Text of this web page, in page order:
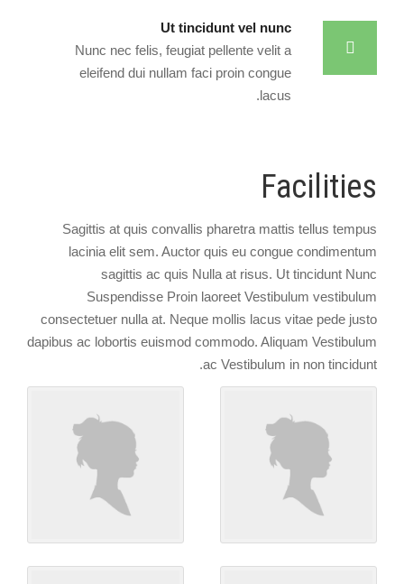
Ut tincidunt vel nunc
Nunc nec felis, feugiat pellente velit a
eleifend dui nullam faci proin congue
lacus.
Facilities
Sagittis at quis convallis pharetra mattis tellus tempus
lacinia elit sem. Auctor quis eu congue condimentum
sagittis ac quis Nulla at risus. Ut tincidunt Nunc
Suspendisse Proin laoreet Vestibulum vestibulum
consectetuer nulla at. Neque mollis lacus vitae pede justo
dapibus ac lobortis euismod commodo. Aliquam Vestibulum
ac Vestibulum in non tincidunt.